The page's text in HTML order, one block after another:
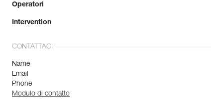
Operatori
Intervention
CONTATTACI
Name
Email
Phone
Modulo di contatto